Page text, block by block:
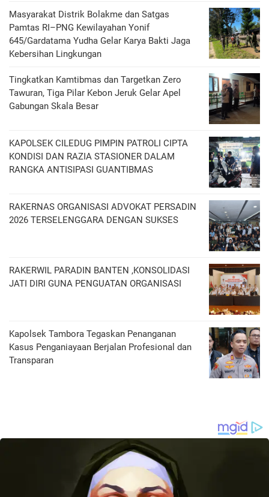
Masyarakat Distrik Bolakme dan Satgas
Pamtas RI–PNG Kewilayahan Yonif
645/Gardatama Yudha Gelar Karya Bakti Jaga
Kebersihan Lingkungan
Tingkatkan Kamtibmas dan Targetkan Zero
Tawuran, Tiga Pilar Kebon Jeruk Gelar Apel
Gabungan Skala Besar
KAPOLSEK CILEDUG PIMPIN PATROLI CIPTA
KONDISI DAN RAZIA STASIONER DALAM
RANGKA ANTISIPASI GUANTIBMAS ‎
RAKERNAS ORGANISASI ADVOKAT PERSADIN
2026 TERSELENGGARA DENGAN SUKSES
RAKERWIL PARADIN BANTEN ,KONSOLIDASI
JATI DIRI GUNA PENGUATAN ORGANISASI
Kapolsek Tambora Tegaskan Penanganan
Kasus Penganiayaan Berjalan Profesional dan
Transparan